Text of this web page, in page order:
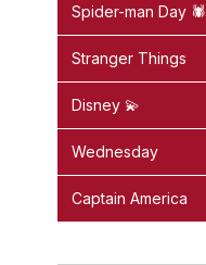
Spider-man Day 🕷️
Stranger Things
Disney 💫
Wednesday
Captain America